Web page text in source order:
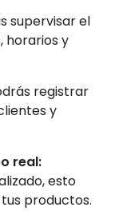
supervisar el
horarios y
registrar
y
real:
esto
productos.